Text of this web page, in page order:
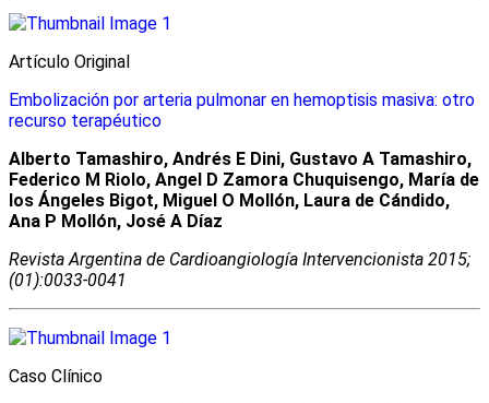
Artículo Original
Embolización por arteria pulmonar en hemoptisis masiva: otro
recurso terapéutico
Alberto Tamashiro, Andrés E Dini, Gustavo A Tamashiro,
Federico M Riolo, Angel D Zamora Chuquisengo, María de
los Ángeles Bigot, Miguel O Mollón, Laura de Cándido,
Ana P Mollón, José A Díaz
Revista Argentina de Cardioangiologí­a Intervencionista 2015;
(01):0033-0041
Caso Clínico